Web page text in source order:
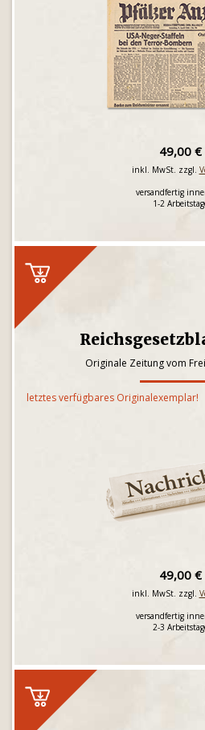
49,00 €
inkl. MwSt. zzgl.
versandfertig
1-2
Originale Zeitung vom
letztes verfügbares Originalexemplar!
49,00 €
inkl. MwSt. zzgl.
versandfertig
2-3